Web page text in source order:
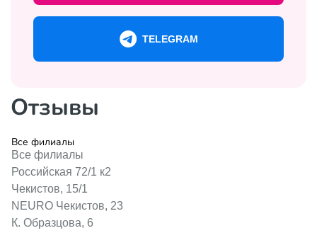
TELEGRAM
Отзывы
Все филиалы
Все филиалы
Российская 72/1 к2
Чекистов, 15/1
NEURO Чекистов, 23
К. Образцова, 6